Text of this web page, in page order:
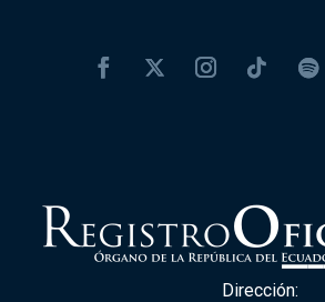
Dirección: